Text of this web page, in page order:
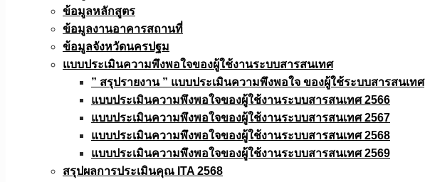
ข้อมูลหลักสูตร
ข้อมูลงานอาคารสถานที่
ข้อมูลจังหวัดนครปฐม
แบบประเมินความพึงพอใจของผู้ใช้งานระบบสารสนเทศ
” สรุปรายงาน ” แบบประเมินความพึงพอใจ ของผู้ใช้ระบบสารสนเทศ
แบบประเมินความพึงพอใจของผู้ใช้งานระบบสารสนเทศ 2566
แบบประเมินความพึงพอใจของผู้ใช้งานระบบสารสนเทศ 2567
แบบประเมินความพึงพอใจของผู้ใช้งานระบบสารสนเทศ 2568
แบบประเมินความพึงพอใจของผู้ใช้งานระบบสารสนเทศ 2569
สรุปผลการประเมินคุณ ITA 2568